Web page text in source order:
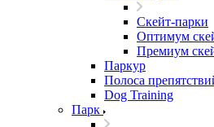
Скейт-парки
Оптимум
Премиум
Паркур
Полоса
Dog Training
Парк